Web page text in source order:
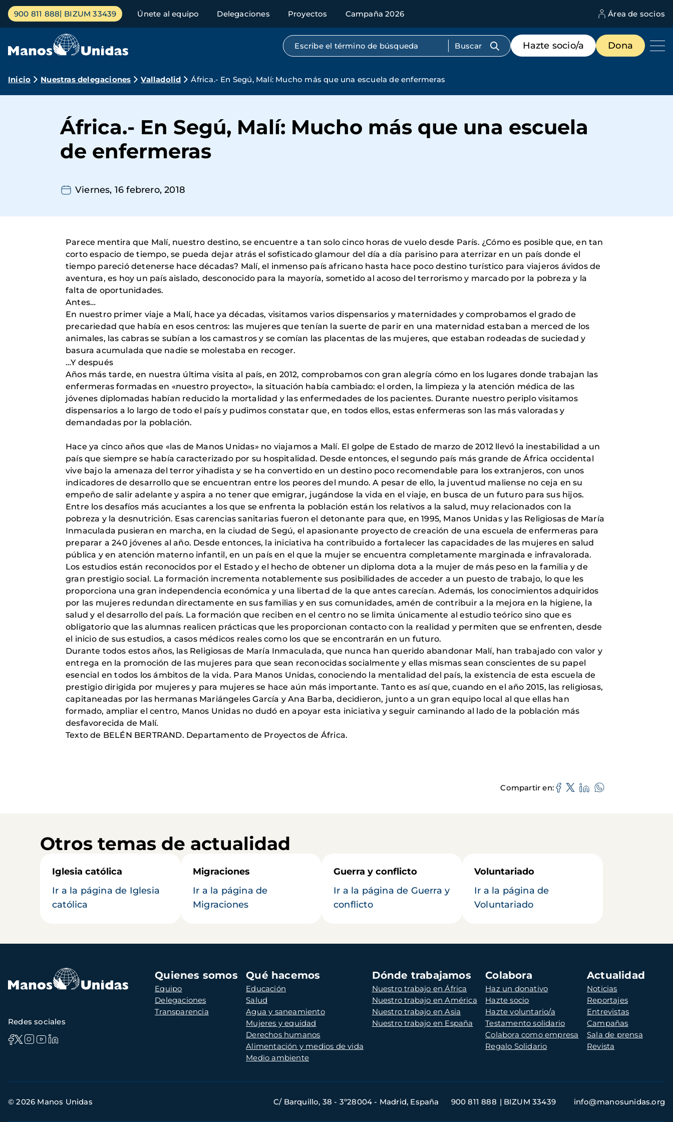
Pasar
contenido
Menú
principal
900 811 888 BIZUM 33439 Únete al equipo Delegaciones Proyectos Campaña 2026 Área de socios
Búsqueda por texto completo
Menú
de
destacados
Hazte socio/a Dona
Ruta
navegación
Inicio Nuestras delegaciones Valladolid África.- En Segú, Malí: Mucho más que una escuela de enfermeras
África.- En Segú, Malí: Mucho más que una escuela
de enfermeras
Viernes, 16 febrero, 2018
Parece mentira que Malí, nuestro destino, se encuentre a tan solo cinco horas de vuelo desde París. ¿Cómo es posible que, en tan
corto espacio de tiempo, se pueda dejar atrás el sofisticado glamour del día a día parisino para aterrizar en un país donde el
tiempo pareció detenerse hace décadas? Malí, el inmenso país africano hasta hace poco destino turístico para viajeros ávidos de
aventura, es hoy un país aislado, desconocido para la mayoría, sometido al acoso del terrorismo y marcado por la pobreza y la
falta de oportunidades.
Antes…
En nuestro primer viaje a Malí, hace ya décadas, visitamos varios dispensarios y maternidades y comprobamos el grado de
precariedad que había en esos centros: las mujeres que tenían la suerte de parir en una maternidad estaban a merced de los
animales, las cabras se subían a los camastros y se comían las placentas de las mujeres, que estaban rodeadas de suciedad y
basura acumulada que nadie se molestaba en recoger.
…Y después
Años más tarde, en nuestra última visita al país, en 2012, comprobamos con gran alegría cómo en los lugares donde trabajan las
enfermeras formadas en «nuestro proyecto», la situación había cambiado: el orden, la limpieza y la atención médica de las
jóvenes diplomadas habían reducido la mortalidad y las enfermedades de los pacientes. Durante nuestro periplo visitamos
dispensarios a lo largo de todo el país y pudimos constatar que, en todos ellos, estas enfermeras son las más valoradas y
demandadas por la población.
Hace ya cinco años que «las de Manos Unidas» no viajamos a Malí. El golpe de Estado de marzo de 2012 llevó la inestabilidad a un
país que siempre se había caracterizado por su hospitalidad. Desde entonces, el segundo país más grande de África occidental
vive bajo la amenaza del terror yihadista y se ha convertido en un destino poco recomendable para los extranjeros, con unos
indicadores de desarrollo que se encuentran entre los peores del mundo. A pesar de ello, la juventud maliense no ceja en su
empeño de salir adelante y aspira a no tener que emigrar, jugándose la vida en el viaje, en busca de un futuro para sus hijos.
Entre los desafíos más acuciantes a los que se enfrenta la población están los relativos a la salud, muy relacionados con la
pobreza y la desnutrición. Esas carencias sanitarias fueron el detonante para que, en 1995, Manos Unidas y las Religiosas de María
Inmaculada pusieran en marcha, en la ciudad de Segú, el apasionante proyecto de creación de una escuela de enfermeras para
preparar a 240 jóvenes al año. Desde entonces, la iniciativa ha contribuido a fortalecer las capacidades de las mujeres en salud
pública y en atención materno infantil, en un país en el que la mujer se encuentra completamente marginada e infravalorada.
Los estudios están reconocidos por el Estado y el hecho de obtener un diploma dota a la mujer de más peso en la familia y de
gran prestigio social. La formación incrementa notablemente sus posibilidades de acceder a un puesto de trabajo, lo que les
proporciona una gran independencia económica y una libertad de la que antes carecían. Además, los conocimientos adquiridos
por las mujeres redundan directamente en sus familias y en sus comunidades, amén de contribuir a la mejora en la higiene, la
salud y el desarrollo del país. La formación que reciben en el centro no se limita únicamente al estudio teórico sino que es
obligatorio que las alumnas realicen prácticas que les proporcionan contacto con la realidad y permiten que se enfrenten, desde
el inicio de sus estudios, a casos médicos reales como los que se encontrarán en un futuro.
Durante todos estos años, las Religiosas de María Inmaculada, que nunca han querido abandonar Malí, han trabajado con valor y
entrega en la promoción de las mujeres para que sean reconocidas socialmente y ellas mismas sean conscientes de su papel
esencial en todos los ámbitos de la vida. Para Manos Unidas, conociendo la mentalidad del país, la existencia de esta escuela de
prestigio dirigida por mujeres y para mujeres se hace aún más importante. Tanto es así que, cuando en el año 2015, las religiosas,
capitaneadas por las hermanas Mariángeles García y Ana Barba, decidieron, junto a un gran equipo local al que ellas han
formado, ampliar el centro, Manos Unidas no dudó en apoyar esta iniciativa y seguir caminando al lado de la población más
desfavorecida de Malí.
Texto de BELÉN BERTRAND. Departamento de Proyectos de África.
Compartir en
Otros temas de actualidad
Iglesia católica
Ir a la página de Iglesia
católica
Migraciones
Ir a la página de
Migraciones
Guerra y conflicto
Ir a la página de Guerra y
conflicto
Voluntariado
Ir a la página de
Voluntariado
Navegación
principal
Quienes somos
Equipo
Delegaciones
Transparencia
Qué hacemos
Educación
Salud
Agua y saneamiento
Mujeres y equidad
Derechos humanos
Alimentación y medios de vida
Medio ambiente
Dónde trabajamos
Nuestro trabajo en África
Nuestro trabajo en América
Nuestro trabajo en Asia
Nuestro trabajo en España
Colabora
Haz un donativo
Hazte socio
Hazte voluntario/a
Testamento solidario
Colabora como empresa
Regalo Solidario
Actualidad
Noticias
Reportajes
Entrevistas
Campañas
Sala de prensa
Revista
Redes sociales
de
© 2026 Manos Unidas C/ Barquillo, 38 - 3º28004 - Madrid, España 900 811 888 BIZUM 33439 info@manosunidas.org